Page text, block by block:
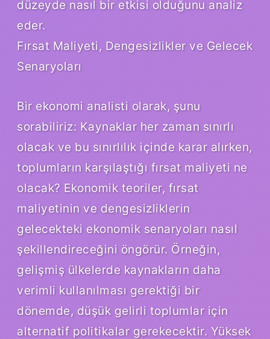
düzeyde nasıl bir etkisi olduğunu analiz
eder.
Fırsat Maliyeti, Dengesizlikler ve Gelecek
Senaryoları
Bir ekonomi analisti olarak, şunu
sorabiliriz: Kaynaklar her zaman sınırlı
olacak ve bu sınırlılık içinde karar alırken,
toplumların karşılaştığı fırsat maliyeti ne
olacak? Ekonomik teoriler, fırsat
maliyetinin ve dengesizliklerin
gelecekteki ekonomik senaryoları nasıl
şekillendireceğini öngörür. Örneğin,
gelişmiş ülkelerde kaynakların daha
verimli kullanılması gerektiği bir
dönemde, düşük gelirli toplumlar için
alternatif politikalar gerekecektir. Yüksek